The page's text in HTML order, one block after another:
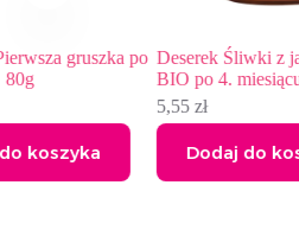
po Deserek Śliwki z jabłkami HiPP
BIO po 4. miesiącu, 125g
Dodaj do koszyka